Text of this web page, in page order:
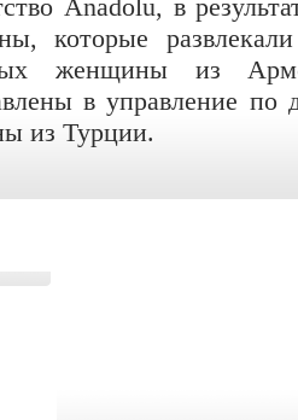
Anadolu, в
которые развлекали
женщины из
в управление по
из Турции.